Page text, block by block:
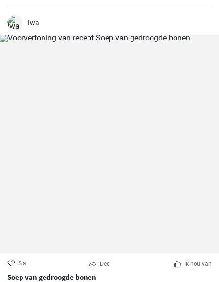
Iwa
Sla Deel Ik hou van
Soep van gedroogde bonen